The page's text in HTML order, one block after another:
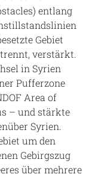
entlang
Gebiet
verstärkt.
in Syrien
Pufferzone
Area of
– und stärkte
Syrien.
um den
Gebirgszug
über mehrere